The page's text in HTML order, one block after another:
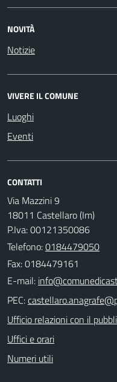
NOVITÀ
Notizie
VIVERE IL COMUNE
Luoghi
Eventi
CONTATTI
Via Mazzini 9
18011 Castellaro (Im)
P.Iva: 00121350086
Telefono:0184479050
Fax: 0184479161
E-mail:
PEC:
Ufficio relazioni con il
Uffici e orari
Numeri utili